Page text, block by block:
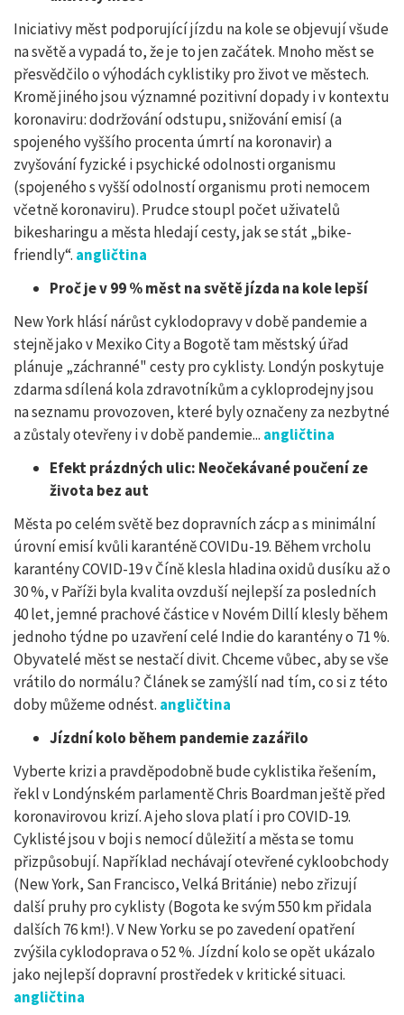
Iniciativy měst podporující jízdu na kole se objevují všude
na světě a vypadá to, že je to jen začátek. Mnoho měst se
přesvědčilo o výhodách cyklistiky pro život ve městech.
Kromě jiného jsou významné pozitivní dopady i v kontextu
koronaviru: dodržování odstupu, snižování emisí (a
spojeného vyššího procenta úmrtí na koronavir) a
zvyšování fyzické i psychické odolnosti organismu
(spojeného s vyšší odolností organismu proti nemocem
včetně koronaviru). Prudce stoupl počet uživatelů
bikesharingu a města hledají cesty, jak se stát „bike-
friendly“. angličtina
Proč je v 99 % měst na světě jízda na kole lepší
New York hlásí nárůst cyklodopravy v době pandemie a
stejně jako v Mexiko City a Bogotě tam městský úřad
plánuje „záchranné" cesty pro cyklisty. Londýn poskytuje
zdarma sdílená kola zdravotníkům a cykloprodejny jsou
na seznamu provozoven, které byly označeny za nezbytné
a zůstaly otevřeny i v době pandemie... angličtina
Efekt prázdných ulic: Neočekávané poučení ze
života bez aut
Města po celém světě bez dopravních zácp a s minimální
úrovní emisí kvůli karanténě COVIDu-19. Během vrcholu
karantény COVID-19 v Číně klesla hladina oxidů dusíku až o
30 %, v Paříži byla kvalita ovzduší nejlepší za posledních
40 let, jemné prachové částice v Novém Dillí klesly během
jednoho týdne po uzavření celé Indie do karantény o 71 %.
Obyvatelé měst se nestačí divit. Chceme vůbec, aby se vše
vrátilo do normálu? Článek se zamýšlí nad tím, co si z této
doby můžeme odnést. angličtina
Jízdní kolo během pandemie zazářilo
Vyberte krizi a pravděpodobně bude cyklistika řešením,
řekl v Londýnském parlamentě Chris Boardman ještě před
koronavirovou krizí. A jeho slova platí i pro COVID-19.
Cyklisté jsou v boji s nemocí důležití a města se tomu
přizpůsobují. Například nechávají otevřené cykloobchody
(New York, San Francisco, Velká Británie) nebo zřizují
další pruhy pro cyklisty (Bogota ke svým 550 km přidala
dalších 76 km!). V New Yorku se po zavedení opatření
zvýšila cyklodoprava o 52 %. Jízdní kolo se opět ukázalo
jako nejlepší dopravní prostředek v kritické situaci.
angličtina